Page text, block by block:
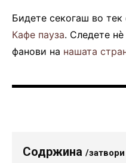
Бидете секогаш во
Кафе пауза. Следете нè
фанови на нашата
Содржина /затвори